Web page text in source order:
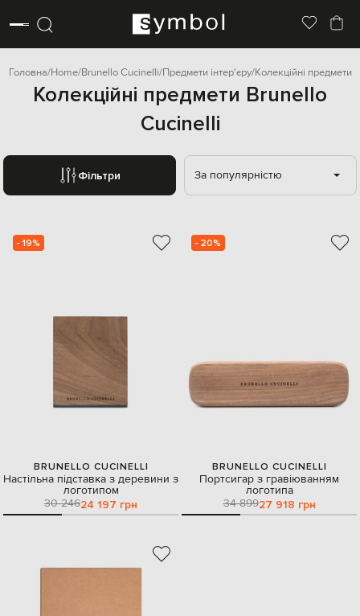
Головна Home Brunello Cucinelli Предмети інтер'єру Колекційні предмети
Колекційні предмети Brunello
Cucinelli
Фільтри За популярністю
- 19%
BRUNELLO CUCINELLI
Настільна підставка з деревини з
логотипом
30 24624 197 грн
- 20%
BRUNELLO CUCINELLI
Портсигар з гравіюванням
логотипа
34 89927 918 грн